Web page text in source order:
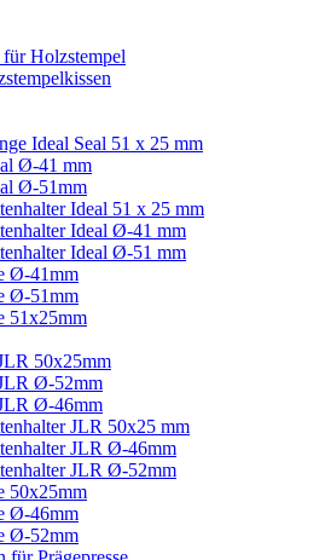
für Holzstempel
Ideal Seal 51 x 25 mm
Ø-41 mm
Ø-51mm
Ideal 51 x 25 mm
Ideal Ø-41 mm
Ideal Ø-51 mm
Ø-41mm
Ø-51mm
51x25mm
50x25mm
Ø-52mm
Ø-46mm
JLR 50x25 mm
JLR Ø-46mm
JLR Ø-52mm
50x25mm
Ø-46mm
Ø-52mm